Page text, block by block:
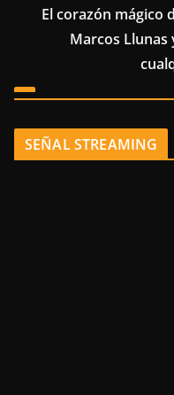
El corazón mágico
Marcos Llunas
SEÑAL STREAMING